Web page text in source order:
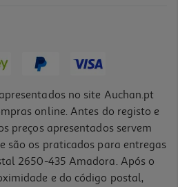
no site Auchan.pt
online. Antes do registo e
preços apresentados servem
são os praticados para entregas
2650-435 Amadora. Após o
e do código postal,